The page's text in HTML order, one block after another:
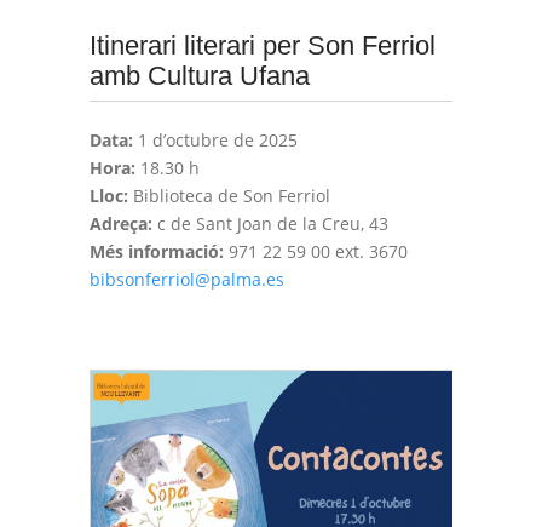
Itinerari literari per Son Ferriol
amb Cultura Ufana
Data: 1 d’octubre de 2025
Hora: 18.30 h
Lloc: Biblioteca de Son Ferriol
Adreça: c de Sant Joan de la Creu, 43
Més informació: 971 22 59 00 ext. 3670
bibsonferriol@palma.es